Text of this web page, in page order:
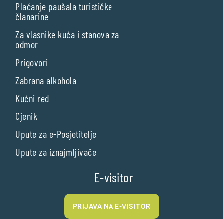
Plaćanje paušala turističke
članarine
Za vlasnike kuća i stanova za
odmor
Prigovori
Zabrana alkohola
Kućni red
Cjenik
Upute za e-Posjetitelje
Upute za iznajmljivače
E-visitor
PRIJAVA NA E-VISITOR